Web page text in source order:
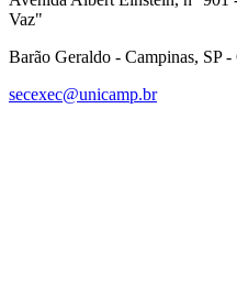
Vaz"
Barão Geraldo - Campinas, SP
secexec@unicamp.br